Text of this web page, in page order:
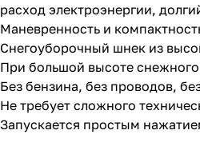
расход электроэнергии,
Маневренность и
Снегоуборочный шнек из
При большой высоте
Без бензина, без проводов,
Не требует сложного
Запускается простым